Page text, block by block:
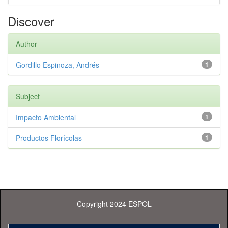
Discover
Author
1
Gordillo Espinoza, Andrés
Subject
1
Impacto Ambiental
1
Productos Florícolas
Copyright 2024 ESPOL